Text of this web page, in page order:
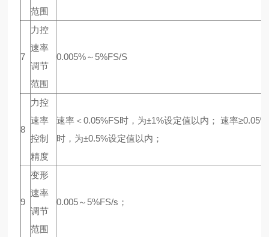
范围
7
力控
速率
调节
范围
0.005%～5%FS/S
8
力控
速率
控制
精度
速率＜0.05%FS时，为±1%设定值以内； 速率
时，为±0.5%设定值以内；
9
变形
速率
调节
范围
0.005～5%FS/s；